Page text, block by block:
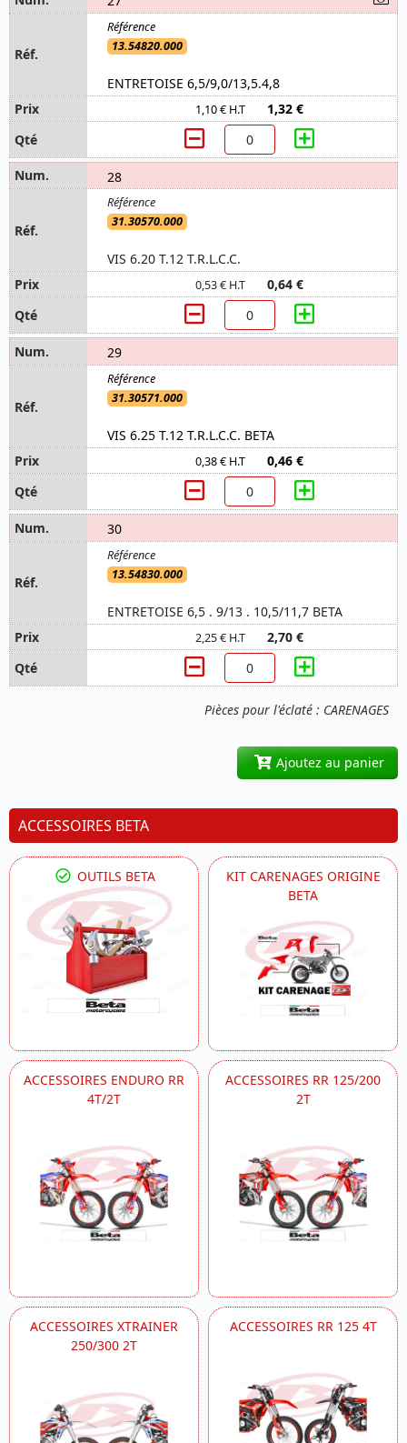
Pièces pour l'éclaté : CARENAGES
13.54820.000
ENTRETOISE 6,5/9,0/13,5.4,8
1,10 € H.T 1,32 €
28
31.30570.000
VIS 6.20 T.12 T.R.L.C.C.
0,53 € H.T 0,64 €
29
31.30571.000
VIS 6.25 T.12 T.R.L.C.C. BETA
0,38 € H.T 0,46 €
30
13.54830.000
ENTRETOISE 6,5 . 9/13 . 10,5/11,7 BETA
2,25 € H.T 2,70 €
Ajoutez au panier
ACCESSOIRES BETA
OUTILS BETA
KIT CARENAGES ORIGINE
BETA
ACCESSOIRES ENDURO RR
4T/2T
ACCESSOIRES RR 125/200
2T
ACCESSOIRES XTRAINER
250/300 2T
ACCESSOIRES RR 125 4T